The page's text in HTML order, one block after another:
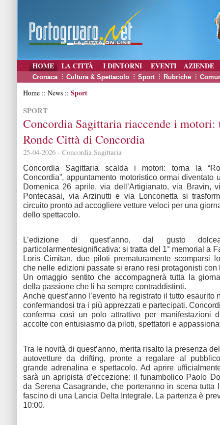
HOME LA CITTÀ I DINTORNI EVENTI AZIENDE
Cronaca Cultura & Spettacolo Sport Rubriche
Home :: News :: Sport
SPORT
Concordia Sagittaria riaccende i motori:
Ronde Città di Concordia
25-04-2026 - Concordia Sagittaria
Concordia Sagittaria scalda i motori: torna la
Concordia”, appuntamento motoristico ormai diventato
Domenica 26 aprile, via dell’Artigianato, via Bravin,
Pontecasai, via Arzinutti e via Lonconetta si
circuito pronto ad accogliere vetture veloci per una
dello spettacolo.
L’edizione di quest’anno, dal gusto
particolarmentesignificativa: si tratta del 1° memorial a
Loris Cimitan, due piloti prematuramente scomparsi
che nelle edizioni passate si erano resi protagonisti con
Un omaggio sentito che accompagnerà tutta la
della passione che li ha sempre contraddistinti.
Anche quest’anno l’evento ha registrato il tutto esaurito
confermandosi tra i più apprezzati e partecipati.
conferma così un polo attrattivo per manifestazioni
accolte con entusiasmo da piloti, spettatori e
Tra le novità di quest’anno, merita risalto la presenza
autovetture da drifting, pronte a regalare al
grande adrenalina e spettacolo. Ad aprire
sarà un apripista d’eccezione: il funambolico Paolo
da Serena Casagrande, che porteranno in scena tutta
fascino di una Lancia Delta Integrale. La partenza è
10:00.